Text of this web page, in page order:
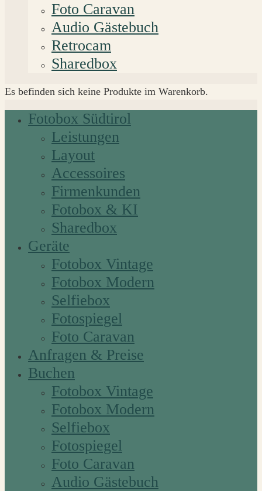
Foto Caravan
Audio Gästebuch
Retrocam
Sharedbox
Es befinden sich keine Produkte im Warenkorb.
Fotobox Südtirol
Leistungen
Layout
Accessoires
Firmenkunden
Fotobox & KI
Sharedbox
Geräte
Fotobox Vintage
Fotobox Modern
Selfiebox
Fotospiegel
Foto Caravan
Anfragen & Preise
Buchen
Fotobox Vintage
Fotobox Modern
Selfiebox
Fotospiegel
Foto Caravan
Audio Gästebuch